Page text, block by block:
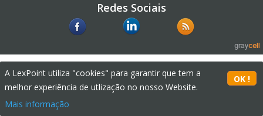
Redes Sociais
A LexPoint utiliza "cookies" para garantir que tem a
melhor experiência de utlização no nosso Website.
Mais informação